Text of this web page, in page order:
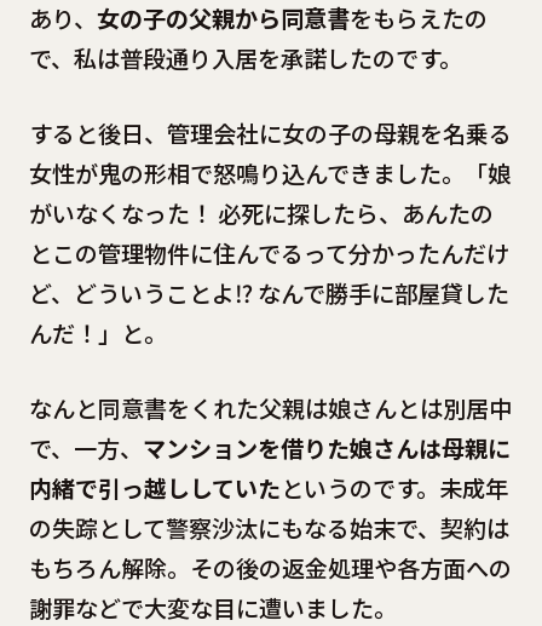
あり、 女の子の父親から同意書をもらえたの
で、私は普段通り入居を承諾したのです。
すると後日、管理会社に女の子の母親を名乗る
女性が鬼の形相で怒鳴り込んできました。「娘
がいなくなった！ 必死に探したら、あんたの
とこの管理物件に住んでるって分かったんだけ
ど、どういうことよ⁉ なんで勝手に部屋貸した
んだ！」と。
なんと同意書をくれた父親は娘さんとは別居中
で、一方、 マンションを借りた娘さんは母親に
内緒で引っ越ししていたというのです。未成年
の失踪として警察沙汰にもなる始末で、契約は
もちろん解除。その後の返金処理や各方面への
謝罪などで大変な目に遭いました。